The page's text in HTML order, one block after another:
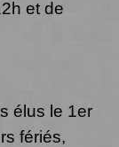
et de
élus le 1er
fériés,